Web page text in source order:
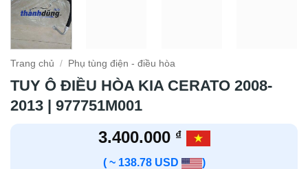
Trang chủ / Phụ tùng điện - điều hòa
TUY Ô ĐIỀU HÒA KIA CERATO 2008-
2013 | 977751M001
3.400.000 ₫
( ~ 138.78 USD )